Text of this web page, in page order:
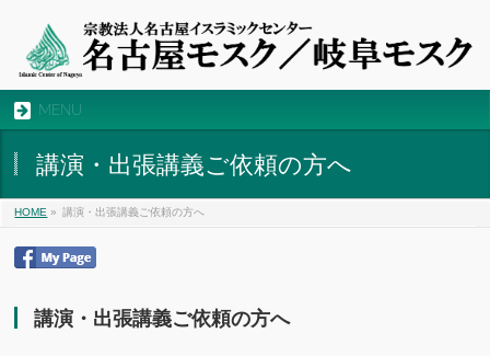
MENU
講演・出張講義ご依頼の方へ
HOME » 講演・出張講義ご依頼の方へ
講演・出張講義ご依頼の方へ